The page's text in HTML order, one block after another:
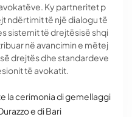
Ky partneritet p
ndërtimit të një dialogu të
sistemit të drejtësisë shqi
në avancimin e mëtej
drejtës dhe standardeve
të avokatit.
la cerimonia di gemellaggi
e di Bari